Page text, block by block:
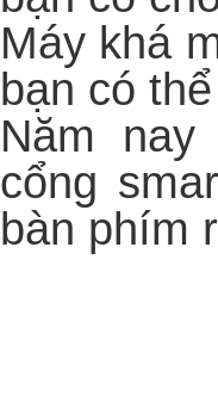
Máy khá
bạn có
Năm
cổng
bàn phím